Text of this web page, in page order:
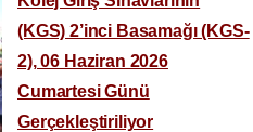
(KGS) 2’inci Basamağı (KGS-
2), 06 Haziran 2026
Cumartesi Günü
Gerçekleştiriliyor